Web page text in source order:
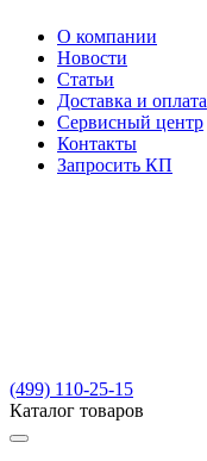
О компании
Новости
Статьи
Доставка и оплата
Сервисный центр
Контакты
Запросить КП
(499) 110-25-15
Каталог товаров